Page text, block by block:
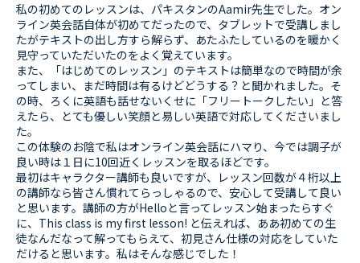
私の初めてのレッスンは、パキスタンのAamir先生でした。オン
ライン英会話自体が初めてだったので、タブレットで受講しまし
たがテキストの出し方すら解らず、あたふたしているのを暖かく
見守っていただいたのをよく覚えています。
また、「はじめてのレッスン」のテキストは簡単なので時間が余
ってしまい、まだ時間は有るけどどうする？と聞かれました。そ
の時、ろくに英語も話せないくせに「フリートークしたい」と答
えたら、とても優しい笑顔と易しい英語で対応してくださいまし
た。
この体験のお陰で私はオンライン英会話にハマり、今では調子が
良い時は１日に10回近くレッスンを取るほどです。
最初はキャラクター講師も良いですが、レッスン回数が４桁以上
の講師なら皆さん慣れてらっしゃるので、安心して受講して良い
と思います。講師の方がHelloと言ってレッスン始まったらすぐ
に、This class is my first lesson! と伝えれば、ああ初めての生
徒なんだなって解ってもらえて、初見さん仕様の対応をしていた
だけると思います。私はそんな感じでした！